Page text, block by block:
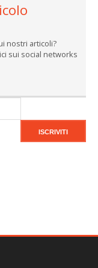
nostri articoli?
sui social networks